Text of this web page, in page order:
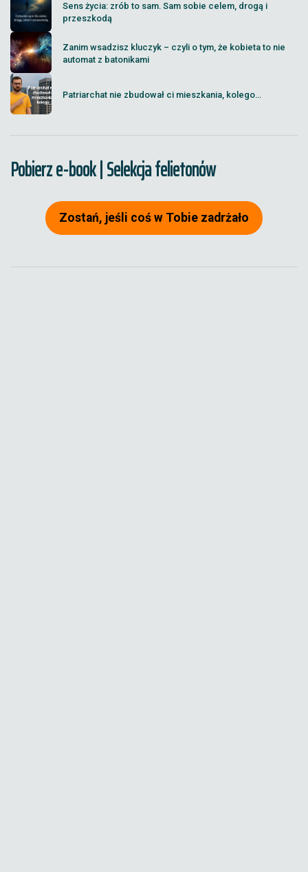
Sens życia: zrób to sam. Sam sobie celem, drogą i
przeszkodą
Zanim wsadzisz kluczyk – czyli o tym, że kobieta to nie
automat z batonikami
Patriarchat nie zbudował ci mieszkania, kolego...
Pobierz e-book | Selekcja felietonów
Zostań, jeśli coś w Tobie zadrżało